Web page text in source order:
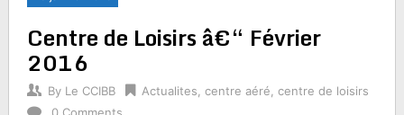
Centre de Loisirs â€“ Février
2016
By Le CCIBB Actualites centre aéré centre de loisirs